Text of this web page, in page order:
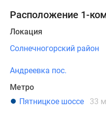
Расположение 1-
Локация
Солнечногорский район
Андреевка пос.
Метро
Пятницкое шоссе
33